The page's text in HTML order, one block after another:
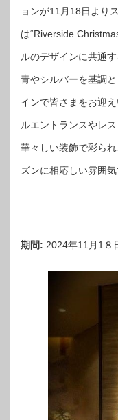
ョンが11月18日より
は“Riverside
ルのデザインに共通
青やシルバーを基調
インで皆さまをお迎
ルエントランスやレ
華々しい装飾で彩ら
ズンに相応しい雰囲気
期間: 2024年11月1８